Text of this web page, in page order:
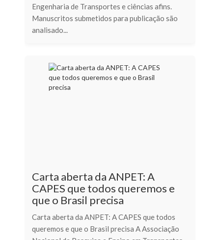
Engenharia de Transportes e ciências afins.
Manuscritos submetidos para publicação são
analisado...
Carta aberta da ANPET: A
CAPES que todos queremos e
que o Brasil precisa
Carta aberta da ANPET: A CAPES que todos
queremos e que o Brasil precisa A Associação